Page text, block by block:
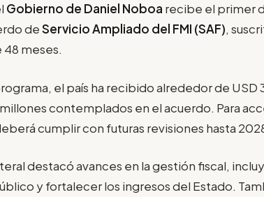
Gobierno de Daniel Noboa recibe el primer
deServicio Ampliado del FMI (SAF),
meses.
el país ha recibido alrededor de USD
contemplados en el acuerdo. Para
cumplir con futuras revisiones hasta
destacó avances en la gestión fiscal,
y fortalecer los ingresos del Estado.